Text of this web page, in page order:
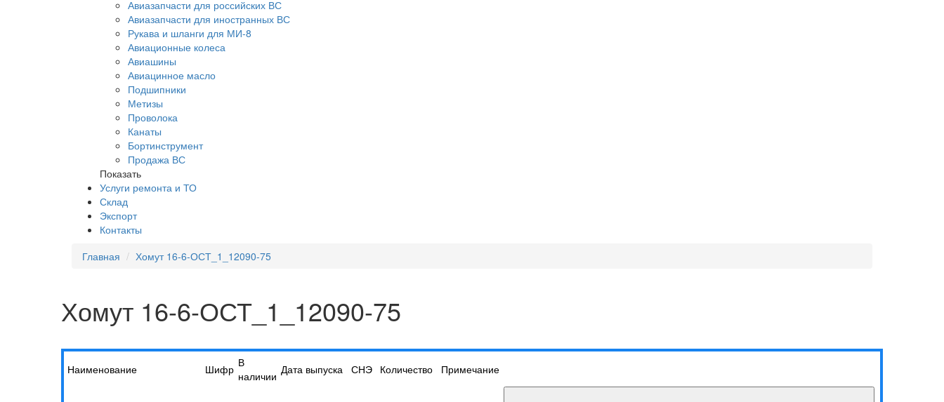
Авиазапчасти для российских ВС
Авиазапчасти для иностранных ВС
Рукава и шланги для МИ-8
Авиационные колеса
Авиашины
Авиацинное масло
Подшипники
Метизы
Проволока
Канаты
Бортинструмент
Продажа ВС
Показать
Услуги ремонта и ТО
Склад
Экспорт
Контакты
Главная
Хомут 16-6-ОСТ_1_12090-75
Хомут 16-6-ОСТ_1_12090-75
Наименование Шифр В
наличии Дата выпуска СНЭ Количество Примечание